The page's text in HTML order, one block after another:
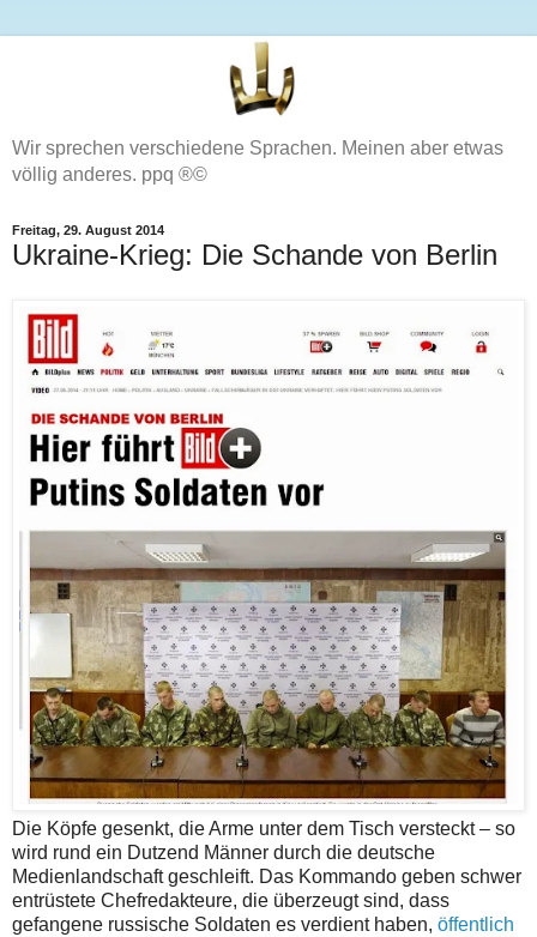
Wir sprechen verschiedene Sprachen. Meinen aber etwas
völlig anderes. ppq ®©
Freitag, 29. August 2014
Ukraine-Krieg: Die Schande von Berlin
Die Köpfe gesenkt, die Arme unter dem Tisch versteckt – so
wird rund ein Dutzend Männer durch die deutsche
Medienlandschaft geschleift. Das Kommando geben schwer
entrüstete Chefredakteure, die überzeugt sind, dass
gefangene russische Soldaten es verdient haben, öffentlich